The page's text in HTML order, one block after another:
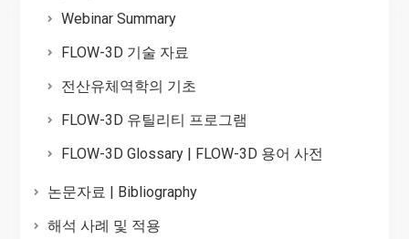
Webinar Summary
FLOW-3D 기술 자료
전산유체역학의 기초
FLOW-3D 유틸리티 프로그램
FLOW-3D Glossary | FLOW-3D 용어 사전
논문자료 | Bibliography
해석 사례 및 적용